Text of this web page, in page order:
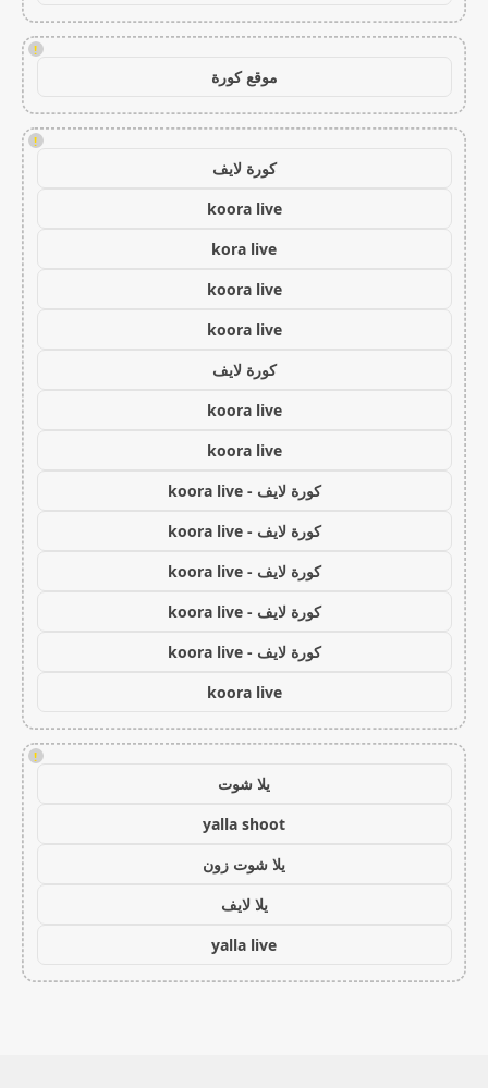
!
موقع كورة
!
كورة لايف
koora live
kora live
koora live
koora live
كورة لايف
koora live
koora live
كورة لايف - koora live
كورة لايف - koora live
كورة لايف - koora live
كورة لايف - koora live
كورة لايف - koora live
koora live
!
يلا شوت
yalla shoot
يلا شوت زون
يلا لايف
yalla live